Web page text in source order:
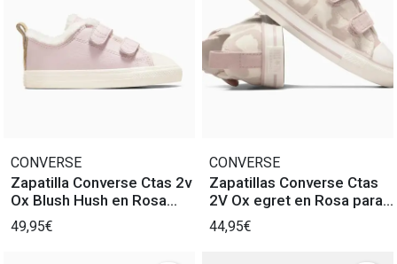
CONVERSE
Zapatilla Converse Ctas 2v
Ox Blush Hush en Rosa
para Bebe
49,95€
CONVERSE
Zapatillas Converse Ctas
2V Ox egret en Rosa para
Niñas
44,95€